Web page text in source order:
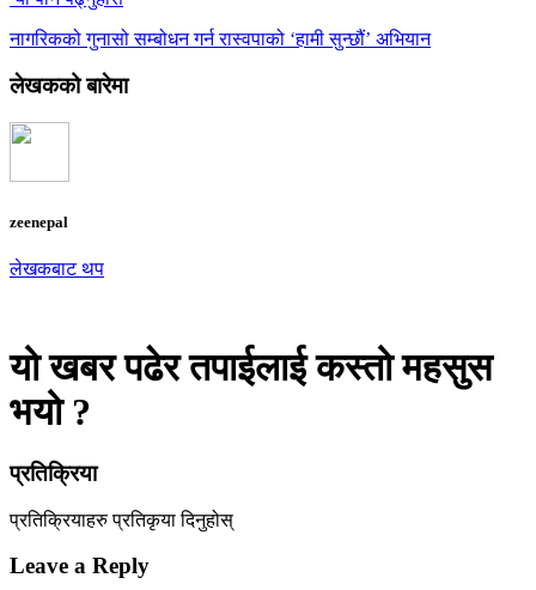
नागरिकको गुनासो सम्बोधन गर्न रास्वपाको ‘हामी सुन्छौं’ अभियान
लेखकको बारेमा
zeenepal
लेखकबाट थप
यो खबर पढेर तपाईलाई कस्तो महसुस
भयो ?
प्रतिक्रिया
प्रतिक्रियाहरुप्रतिकृया दिनुहोस्
Leave a Reply